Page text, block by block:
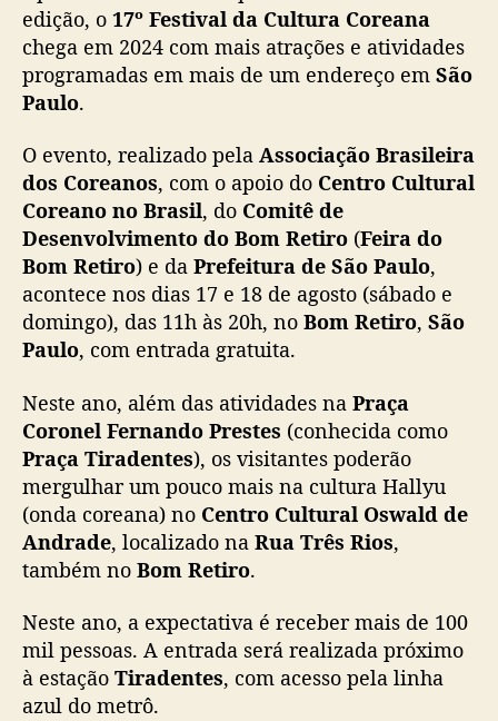
l
r
o
r
e
a
n
e
s
r
a
a
t
a
i
0
0
m
edição, o 17º Festival da Cultura Coreana
chega em 2024 com mais atrações e atividades
programadas em mais de um endereço em São
Paulo.
O evento, realizado pela Associação Brasileira
dos Coreanos, com o apoio do Centro Cultural
Coreano no Brasil, do Comitê de
Desenvolvimento do Bom Retiro (Feira do
Bom Retiro) e da Prefeitura de São Paulo,
acontece nos dias 17 e 18 de agosto (sábado e
domingo), das 11h às 20h, no Bom Retiro, São
Paulo, com entrada gratuita.
Neste ano, além das atividades na Praça
Coronel Fernando Prestes (conhecida como
Praça Tiradentes), os visitantes poderão
mergulhar um pouco mais na cultura Hallyu
(onda coreana) no Centro Cultural Oswald de
Andrade, localizado na Rua Três Rios,
também no Bom Retiro.
Neste ano, a expectativa é receber mais de 100
mil pessoas. A entrada será realizada próximo
à estação Tiradentes, com acesso pela linha
azul do metrô.